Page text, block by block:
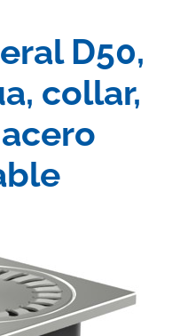
D50,
collar,